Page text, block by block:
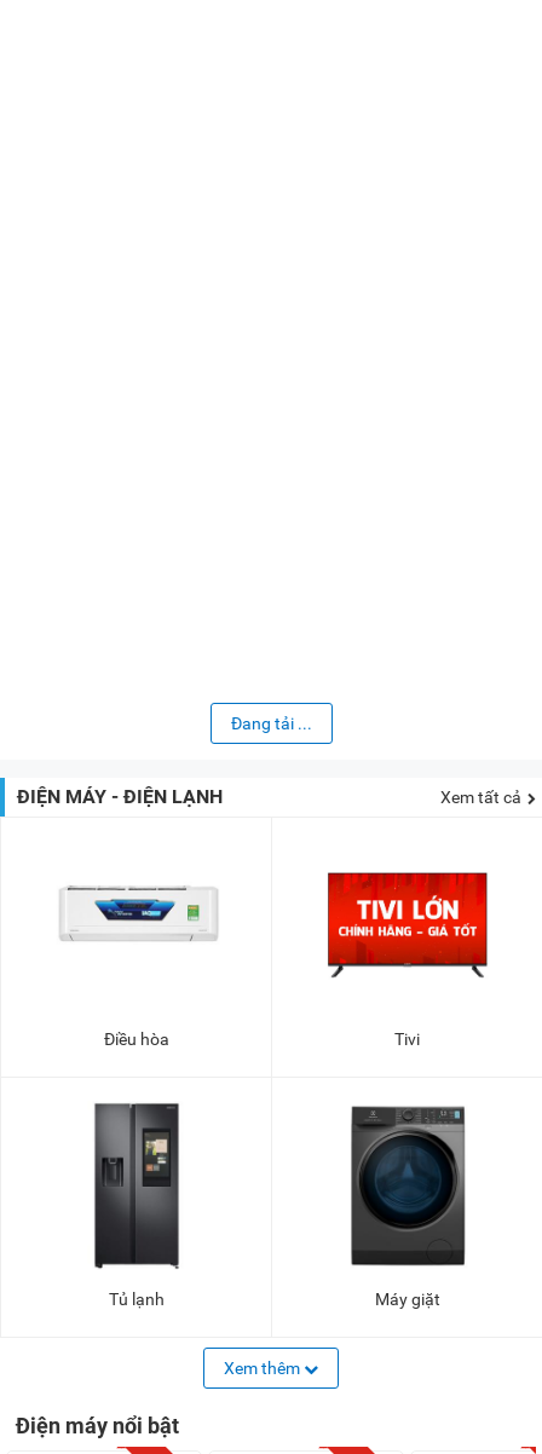
Đang tải ...
ĐIỆN MÁY - ĐIỆN LẠNH Xem tất cả
Điều hòa Tivi
Tủ lạnh Máy giặt
Xem thêm
Điện máy nổi bật